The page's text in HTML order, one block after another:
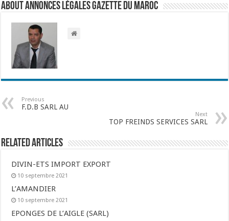
About Annonces légales Gazette du Maroc
Previous
F.D.B SARL AU
Next
TOP FREINDS SERVICES SARL
Related Articles
DIVIN-ETS IMPORT EXPORT
10 septembre 2021
L’AMANDIER
10 septembre 2021
EPONGES DE L’AIGLE (SARL)